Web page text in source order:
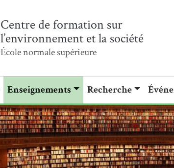
Centre de formation sur
l’environnement et la société
École normale supérieure
Enseignements Recherche